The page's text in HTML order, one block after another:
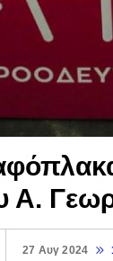
Α.
27 Αυγ 2024